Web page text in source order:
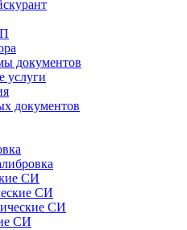
документов
услуги
документов
СИ
СИ
СИ
СИ